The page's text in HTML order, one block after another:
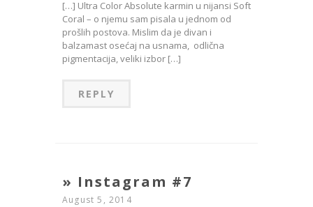
[…] Ultra Color Absolute karmin u nijansi Soft
Coral – o njemu sam pisala u jednom od
prošlih postova. Mislim da je divan i
balzamast osećaj na usnama, odlična
pigmentacija, veliki izbor […]
REPLY
» Instagram #7
August 5, 2014